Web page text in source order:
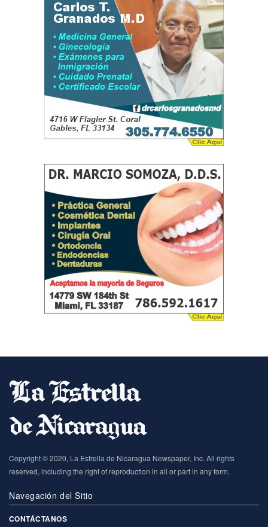
Copyright © 2020, La Estrella de Nicaragua Newspaper, Inc. All rights
reserved, including the right of reproduction in all or part in any form.
Navegación del Sitio
CONTÁCTANOS